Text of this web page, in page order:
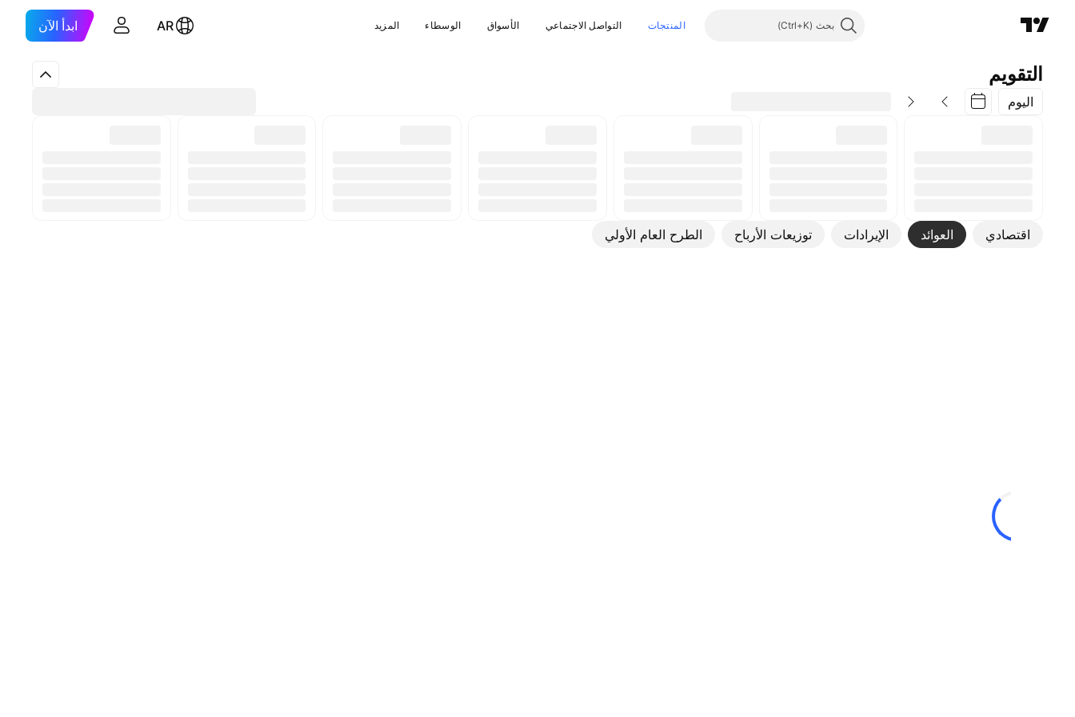
بحث المنتجات التواصل الاجتماعي الأسواق الوسطاء المزيد AR ابدأ الآن
التقويم
اليوم
اقتصادي العوائد الإيرادات توزيعات الأرباح الطرح العام الأولي